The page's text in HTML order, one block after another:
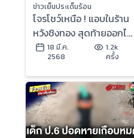
ข่าวเย็นประเด็นร้อน
โจรโชว์เหนือ ! แอบในร้าน
หวังชิงทอง สุดท้ายออกไม่
ได้ | ข่าวเย็นประเด็นร้อน
18 มี.ค.
2568
1.2k
ครั้ง